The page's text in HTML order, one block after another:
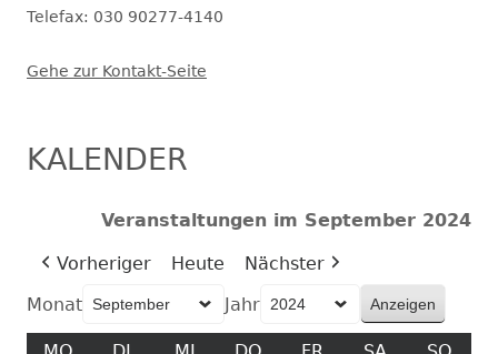
Telefax: 030 90277-4140
Gehe zur Kontakt-Seite
KALENDER
Veranstaltungen im September 2024
Vorheriger Heute
Nächster
Monat
Jahr